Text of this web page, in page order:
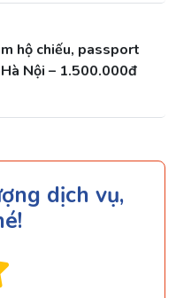
hộ chiếu, passport
Nội – 1.500.000đ
dịch vụ,